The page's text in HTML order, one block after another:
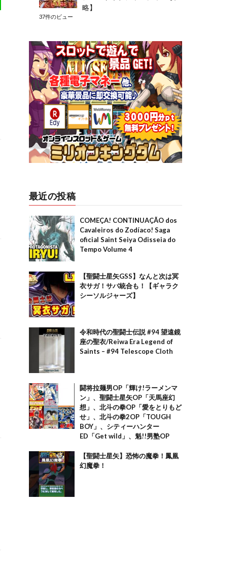
略】
37件のビュー
最近の投稿
COMEÇA! CONTINUAÇÃO dos
Cavaleiros do Zodíaco! Saga
oficial Saint Seiya Odisseia do
Tempo Volume 4
【聖闘士星矢GSS】なんと次は冥
衣サガ！サバ統合も！【ギャラク
シーソルジャーズ】
令和時代の聖闘士伝説 #94 望遠鏡
座の聖衣/Reiwa Era Legend of
Saints – #94 Telescope Cloth
闘将拉麺男OP「輝け!ラーメンマ
ン」、聖闘士星矢OP「天馬座幻
想」、北斗の拳OP「愛をとりもど
せ」、北斗の拳2OP「TOUGH
BOY」、シティーハンター
ED「Get wild」、魁!!男塾OP
【聖闘士星矢】恐怖の魔拳！鳳凰
幻魔拳！